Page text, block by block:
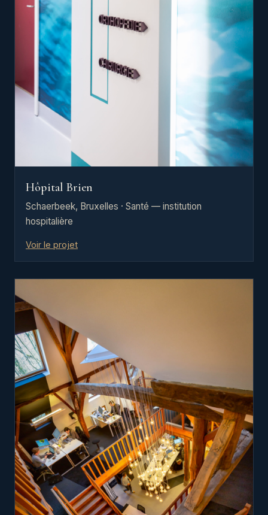
Hôpital Brien
Schaerbeek, Bruxelles · Santé — institution
hospitalière
Voir le projet